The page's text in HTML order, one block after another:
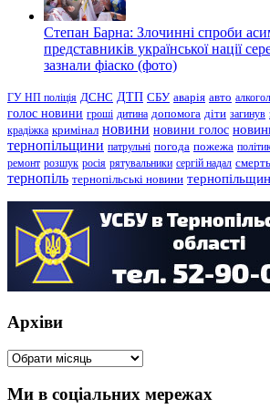
Степан Барна: Злочинні спроби
представників української нації
зазнали фіаско (фото)
ГУ НП поліція ДСНС ДТП СБУ аварія авто
голос новини гроші дитина допомога діти загинув
крадіжка кримінал новини новини голос
тернопільщини патрульні погода пожежа
ремонт розшук росія рятувальники сергій надал смерть
тернопіль тернопільські новини
Архіви
Архіви
Ми в соціальних мережах